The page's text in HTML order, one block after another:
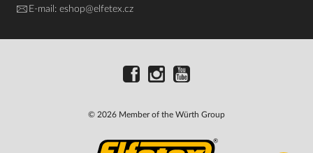
E-mail: eshop@elfetex.cz
© 2026 Member of the Würth Group